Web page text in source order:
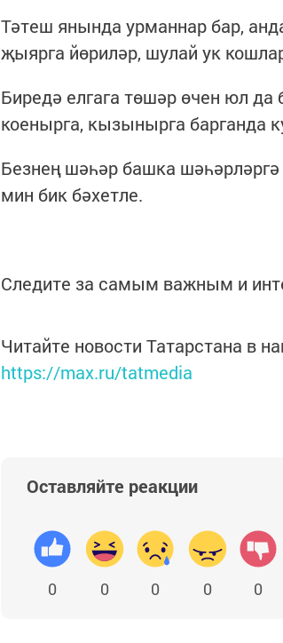
Тә­теш янында урманнар бар,
җыярга йөриләр, шулай ук
Биредә елгага төшәр өчен юл
коенырга, кызынырга барганда
Безнең шәһәр башка
мин бик бәхетле.
Следите за самым важным и
Читайте новости Татарстана в
https://max.ru/tatmedia
Оставляйте реакции
0 0 0 0 0